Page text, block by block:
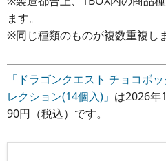
ます。
※同じ種類のものが複数重複し
「ドラゴンクエスト チョコボ
レクション(14個入)」 は2026年
90円（税込）です。